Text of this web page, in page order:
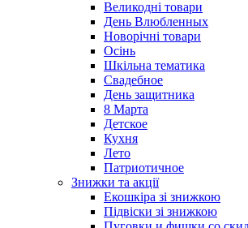
Великодні товари
День Влюбленных
Новорічні товари
Осінь
Шкільна тематика
Свадебное
День защитника
8 Марта
Детское
Кухня
Лето
Патриотичное
Знижки та акції
Екошкіра зі знижкою
Підвіски зі знижкою